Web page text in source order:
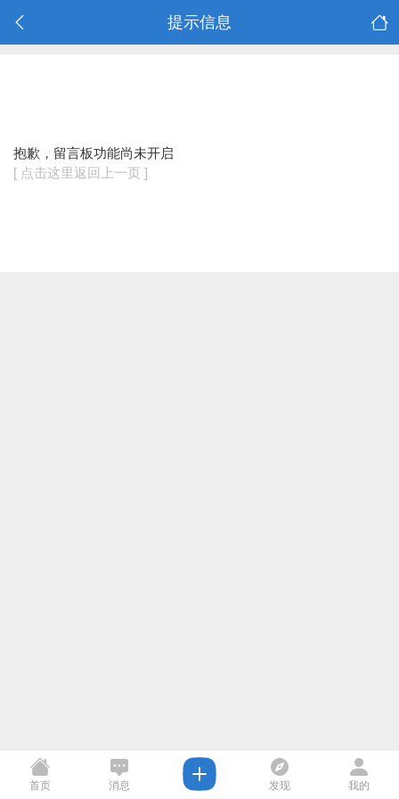
提示信息
抱歉，留言板功能尚未开启
[ 点击这里返回上一页 ]
首页 消息 发现 我的